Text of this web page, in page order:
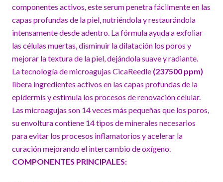
componentes activos, este serum penetra fácilmente en las
capas profundas de la piel, nutriéndola y restaurándola
intensamente desde adentro. La fórmula ayuda a exfoliar
las células muertas, disminuir la dilatación los poros y
mejorar la textura de la piel, dejándola suave y radiante.
La tecnología de microagujas CicaReedle (237500 ppm)
libera ingredientes activos en las capas profundas de la
epidermis y estimula los procesos de renovación celular.
Las microagujas son 14 veces más pequeñas que los poros,
su envoltura contiene 14 tipos de minerales necesarios
para evitar los procesos inflamatorios y acelerar la
curación mejorando el intercambio de oxígeno.
COMPONENTES PRINCIPALES: